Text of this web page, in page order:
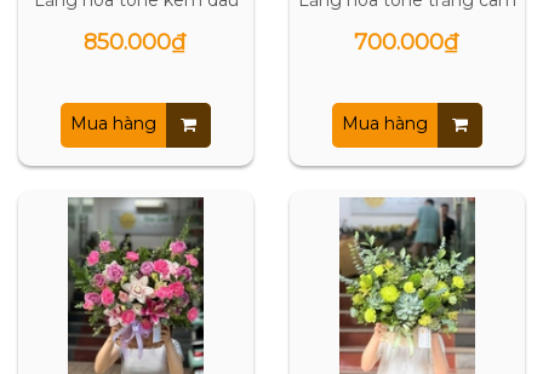
850.000₫
Mua hàng
700.000₫
Mua hàng